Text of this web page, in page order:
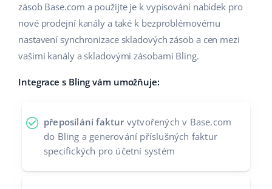
Další
Kalkulačka růstu tržeb a úspor s Base
Italiano
română
中文
zásob Base.com a použijte je k vypisování nabídek pro
nové prodejní kanály a také k bezproblémovému
nastavení synchronizace skladových zásob a cen mezi
vašimi kanály a skladovými zásobami Bling.
Integrace s Bling vám umožňuje:
přeposílání faktur vytvořených v Base.com
do Bling a generování příslušných faktur
specifických pro účetní systém